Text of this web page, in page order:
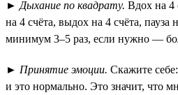
► Дыхание по квадрату. Вдох на 4
на 4 счёта, выдох на 4 счёта, пауза
минимум 3–5 раз, если нужно —
► Принятие эмоции. Скажите
и это нормально. Это значит, что